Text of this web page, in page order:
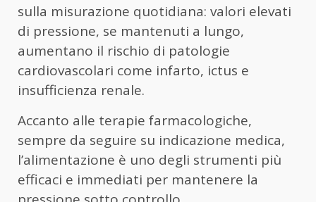
sulla misurazione quotidiana: valori elevati
di pressione, se mantenuti a lungo,
aumentano il rischio di patologie
cardiovascolari come infarto, ictus e
insufficienza renale.
Accanto alle terapie farmacologiche,
sempre da seguire su indicazione medica,
l’alimentazione è uno degli strumenti più
efficaci e immediati per mantenere la